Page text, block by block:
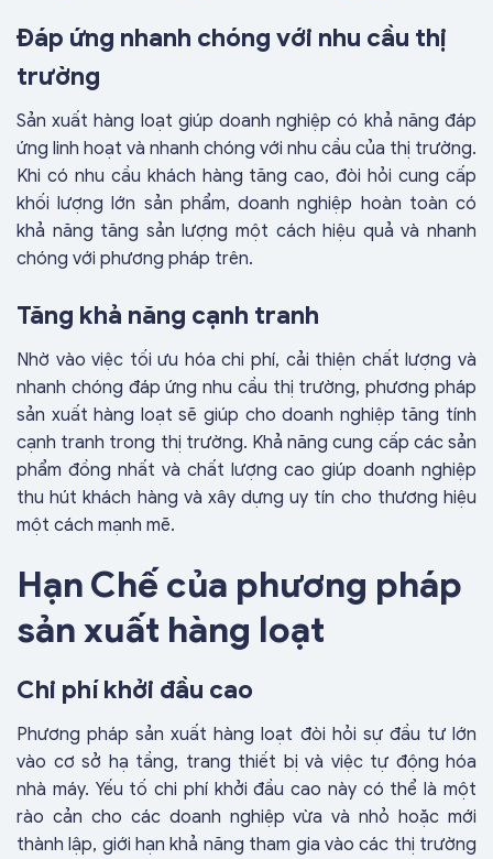
Đáp ứng nhanh chóng với nhu cầu thị
trường
Sản xuất hàng loạt giúp doanh nghiệp có khả năng đáp
ứng linh hoạt và nhanh chóng với nhu cầu của thị trường.
Khi có nhu cầu khách hàng tăng cao, đòi hỏi cung cấp
khối lượng lớn sản phẩm, doanh nghiệp hoàn toàn có
khả năng tăng sản lượng một cách hiệu quả và nhanh
chóng với phương pháp trên.
Tăng khả năng cạnh tranh
Nhờ vào việc tối ưu hóa chi phí, cải thiện chất lượng và
nhanh chóng đáp ứng nhu cầu thị trường, phương pháp
sản xuất hàng loạt sẽ giúp cho doanh nghiệp tăng tính
cạnh tranh trong thị trường. Khả năng cung cấp các sản
phẩm đồng nhất và chất lượng cao giúp doanh nghiệp
thu hút khách hàng và xây dựng uy tín cho thương hiệu
một cách mạnh mẽ.
Hạn Chế của phương pháp
sản xuất hàng loạt
Chi phí khởi đầu cao
Phương pháp sản xuất hàng loạt đòi hỏi sự đầu tư lớn
vào cơ sở hạ tầng, trang thiết bị và việc tự động hóa
nhà máy. Yếu tố chi phí khởi đầu cao này có thể là một
rào cản cho các doanh nghiệp vừa và nhỏ hoặc mới
thành lập, giới hạn khả năng tham gia vào các thị trường